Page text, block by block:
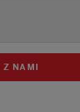
Z NAMI